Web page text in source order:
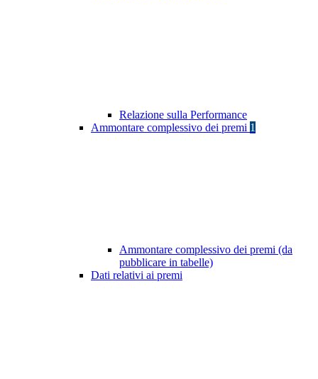
Relazione sulla Performance
Ammontare complessivo dei premi 1
Ammontare complessivo dei premi (da
pubblicare in tabelle)
Dati relativi ai premi